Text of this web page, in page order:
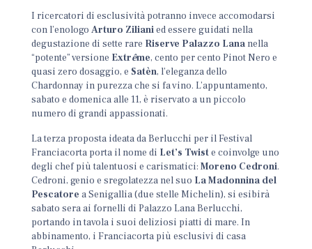
I ricercatori di esclusività potranno invece accomodarsi
con l’enologoArturo Zilianied essere guidati nella
degustazione di sette rare Riserve Palazzo Lana nella
“potente” versione Extrême, cento per cento Pinot Nero e
quasi zero dosaggio, e Satèn, l’eleganza dello
Chardonnay in purezza che si fa vino. L’appuntamento,
sabato e domenica alle 11, è riservato a un piccolo
numero di grandi appassionati.
La terza proposta ideata da Berlucchi per il Festival
Franciacorta porta il nome di Let’s Twiste coinvolge uno
degli chef più talentuosi e carismatici:Moreno Cedroni.
Cedroni, genio e sregolatezza nel suo La Madonnina del
Pescatore a Senigallia (due stelle Michelin), si esibirà
sabato sera ai fornelli di Palazzo Lana Berlucchi,
portando in tavola i suoi deliziosi piatti di mare. In
abbinamento, i Franciacorta più esclusivi di casa